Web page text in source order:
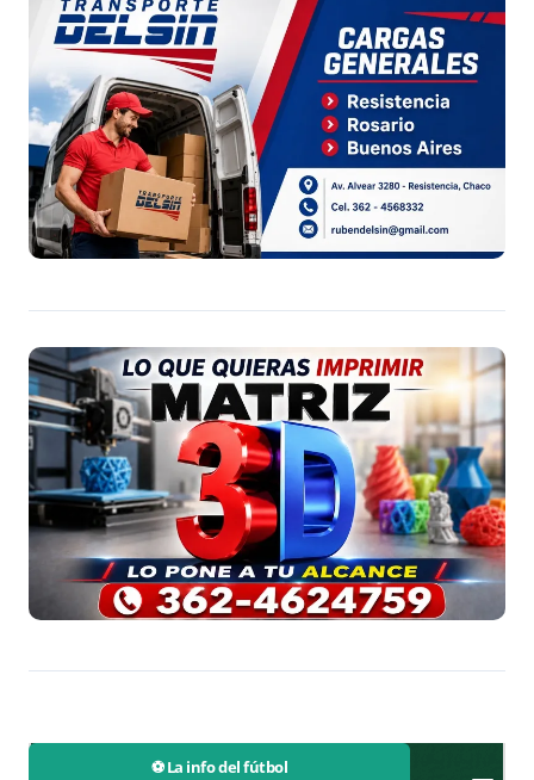
⚽ La info del fútbol